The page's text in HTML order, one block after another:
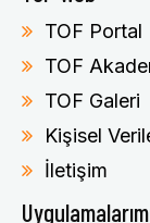
TOF Portal
TOF
TOF Galeri
Kişisel
İletişim